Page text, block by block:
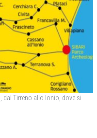
dal Tirreno allo Ionio, dove si